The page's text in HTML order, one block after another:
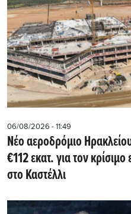
06/08/2026 - 11:49
Νέο αεροδρόμιο
€112 εκατ. για τον
στο Καστέλλι